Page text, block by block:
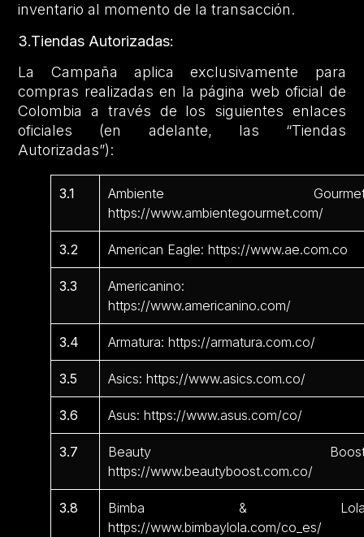
inventario al momento de la transacción.
3.Tiendas Autorizadas:
La Campaña aplica exclusivamente para
compras realizadas en la página web oficial de
Colombia a través de los siguientes enlaces
oficiales (en adelante, las “Tiendas
Autorizadas”):
3.1
Ambiente
https://www.ambientegourmet.com/
3.2 American Eagle: https://www.ae.com.co
3.3
Americanino:
https://www.americanino.com/
3.4 Armatura: https://armatura.com.co/
3.5 Asics: https://www.asics.com.co/
3.6 Asus: https://www.asus.com/co/
3.7
Beauty
https://www.beautyboost.com.co/
3.8
Bimba &
https://www.bimbaylola.com/co_es/